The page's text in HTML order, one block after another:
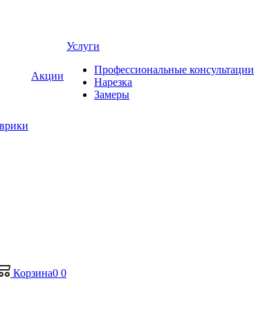
Акции
Услуги
Профессиональные консультации
Нарезка
Замеры
Корзина0 0